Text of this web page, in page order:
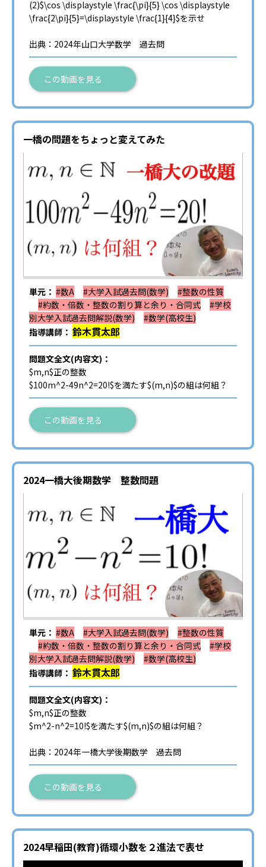
(2)$\cos \displaystyle \frac{\pi}{5} \cos \displaystyle
\frac{2\pi}{5}=\displaystyle \frac{1}{4}$を示せ
出典：2024年山口大学数学 過去問
この動画を見る
一橋の問題をちょっと変えてみた
単元： #数A #大学入試過去問(数学)
#整数の性質
#約数・倍数・整数の割り算と余り・合同式
#学校
別大学入試過去問解説(数学)
#数学(高校生)
指導講師： 鈴木貫太郎
問題文全文(内容文)：
$m,n$正の整数
$100m^2-49n^2=20!$を満たす$(m,n)$の組は何組？
この動画を見る
2024一橋大後期数学 整数問題
単元： #数A #大学入試過去問(数学)
#整数の性質
#約数・倍数・整数の割り算と余り・合同式
#学校
別大学入試過去問解説(数学)
#数学(高校生)
指導講師： 鈴木貫太郎
問題文全文(内容文)：
$m,n$正の整数
$m^2-n^2=10!$を満たす$(m,n)$の組は何組？
出典：2024年一橋大学後期数学 過去問
この動画を見る
2024早稲田(教育)循環小数を２進法で表せ